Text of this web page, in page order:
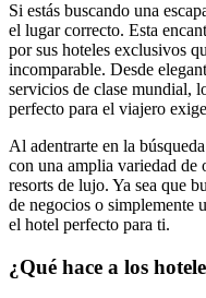
Si estás buscando una
el lugar correcto. Esta
por sus hoteles exclusivos
incomparable. Desde
servicios de clase mundial,
perfecto para el viajero
Al adentrarte en la
con una amplia variedad de
resorts de lujo. Ya sea que
de negocios o simplemente
el hotel perfecto para ti.
¿Qué hace a los